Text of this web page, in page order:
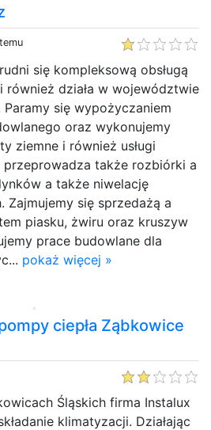
się kompleksową obsługą
również działa w województwie
się wypożyczaniem
oraz wykonujemy
ziemne i również usługi
przeprowadza także rozbiórki a
a także niwelację
Zajmujemy się sprzedażą a
piasku, żwiru oraz kruszyw
prace budowlane dla
pokaż więcej »
ciepła Ząbkowice
Śląskich firma Instalux
klimatyzacji. Działając